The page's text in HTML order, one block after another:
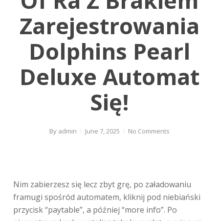
Zarejestrowania
Dolphins Pearl
Deluxe Automat
Się!
By admin June 7, 2025 No Comments
Nim zabierzesz się lecz zbyt grę, po załadowaniu
framugi spośród automatem, kliknij pod niebiański
przycisk “paytable”, a później “more info”. Po